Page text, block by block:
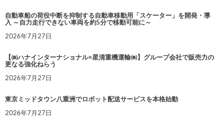
自動車船の荷役中断を抑制する自動車移動用「スケーター」を開発・導
入 ～自力走行できない車両を約5分で移動可能に～
2026年7月27日
【㈱ハナインターナショナル×星清重機運輸㈱】グループ会社で販売力の
更なる強化ねらう
2026年7月27日
東京ミッドタウン八重洲でロボット配送サービスを本格始動
2026年7月27日